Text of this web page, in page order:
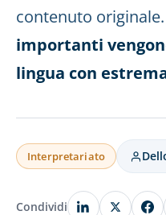
contenuto originale.
importanti
lingua con
Interpretariato
Condividi